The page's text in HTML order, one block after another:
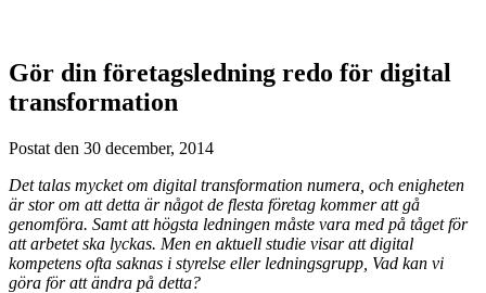
Gör din företagsledning redo för digital
transformation
Postat den 30 december, 2014
Det talas mycket om digital transformation numera, och enigheten
är stor om att detta är något de flesta företag kommer att gå
genomföra. Samt att högsta ledningen måste vara med på tåget för
att arbetet ska lyckas. Men en aktuell studie visar att digital
kompetens ofta saknas i styrelse eller ledningsgrupp, Vad kan vi
göra för att ändra på detta?